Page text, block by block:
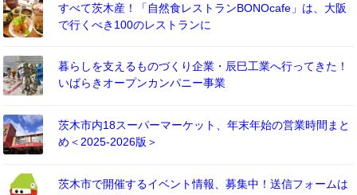
すべて茨木産！「自然食レストランBONOcafe」は、大阪
で行くべき100のレストランに
暮らしを支えるものづくり企業・辰巳工業へ行ってきた！
いばらきオープンカンパニー事業
茨木市内18スーパーマーケット、年末年始の営業時間まと
め＜2025-2026版＞
茨木市で開催するイベント情報、募集中！送信フォームは